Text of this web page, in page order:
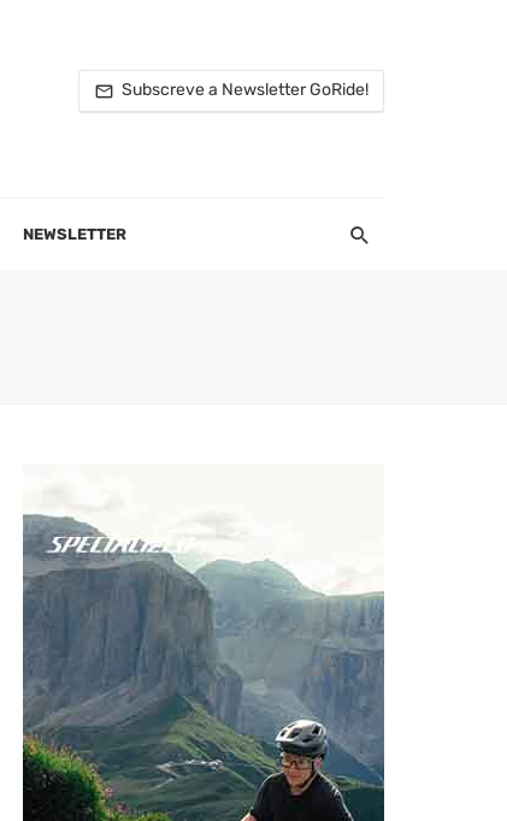
Subscreve a Newsletter GoRide!
NEWSLETTER